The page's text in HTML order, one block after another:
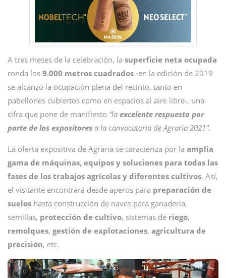
A tres meses de la celebración, la superficie neta ocupada
ronda los 9.000 metros cuadrados -en la edición de 2019
se alcanzó la ocupación plena del recinto, tanto en
pabellones cubiertos como en espacios al aire libre-, una
cifra que pone de manifiesto “la excelente respuesta por
parte de los expositores a la convocatoria de Agraria 2021”.
La oferta expositiva de Agraria se caracteriza por la amplia
gama de máquinas, equipos y soluciones para todas las
fases de los trabajos agrícolas y diferentes cultivos. Así,
el visitante encontrará desde aperos para preparación de
suelos hasta construcción de naves para ganadería,
semillas, protección de cultivo, sistemas de riego,
remolques, gestión de explotaciones, agricultura de
precisión, etc.